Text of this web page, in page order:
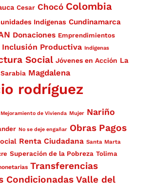
Cesar Chocó Colombia
Indígenas Cundinamarca
Donaciones Emprendimientos
Inclusión Productiva Indígenas
Social Jóvenes en Acción La
Magdalena
rodríguez
Mejoramiento de Vivienda Mujer Nariño
No se deje engañar Obras Pagos
Renta Ciudadana Santa Marta
Superación de la Pobreza Tolima
Transferencias
Condicionadas Valle del